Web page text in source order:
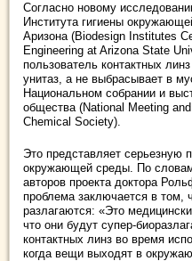
Согласно новому
Института гигиены
Аризона (Biodesign Institutes
Engineering at Arizona State
пользователь контактных
унитаз, а не выбрасывает в
Национальном собрании и
общества (National Meeting
Chemical Society).
Это представляет серьезную
окружающей среды. По
авторов проекта доктора
проблема заключается в том,
разлагаются: «Это
что они будут супер-
контактных линз во время
когда вещи выходят в